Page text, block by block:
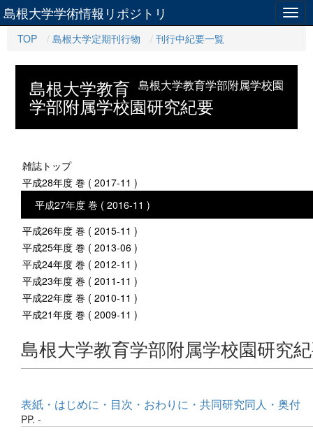
島根大学学術情報リポジトリ
TOP 島根大学定期刊行物 刊行中紀要一覧
島根大学教育学部附属学校園
島根大学教育
学部附属学校園研究紀要
雑誌トップ
平成28年度 巻 ( 2017-11 )
平成27年度 巻 ( 2016-11 )
平成26年度 巻 ( 2015-11 )
平成25年度 巻 ( 2013-06 )
平成24年度 巻 ( 2012-11 )
平成23年度 巻 ( 2011-11 )
平成22年度 巻 ( 2010-11 )
平成21年度 巻 ( 2009-11 )
島根大学教育学部附属学校園研究
表紙・はじめに・目次・おわりに・共同研究同人・奥付
PP. -